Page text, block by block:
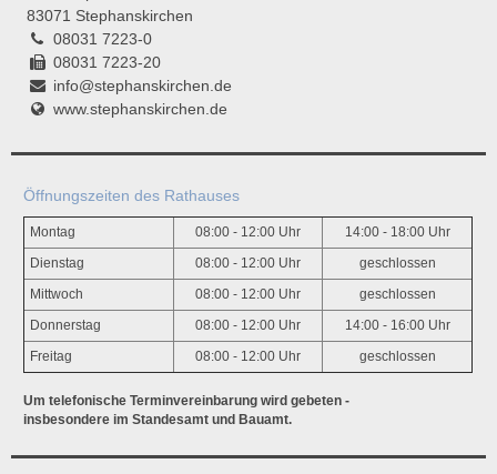
83071 Stephanskirchen
08031 7223-0
08031 7223-20
info@stephanskirchen.de
www.stephanskirchen.de
Öffnungszeiten des Rathauses
Montag 08:00 - 12:00 Uhr 14:00 - 18:00 Uhr
Dienstag 08:00 - 12:00 Uhr geschlossen
Mittwoch 08:00 - 12:00 Uhr geschlossen
Donnerstag 08:00 - 12:00 Uhr 14:00 - 16:00 Uhr
Freitag 08:00 - 12:00 Uhr geschlossen
Um telefonische Terminvereinbarung wird gebeten -
insbesondere im Standesamt und Bauamt.